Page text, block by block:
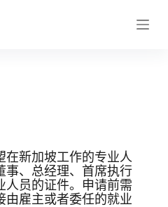
在新加坡工作的专业人
事、总经理、首席执行
人员的证件。申请前需
由雇主或者委任的就业